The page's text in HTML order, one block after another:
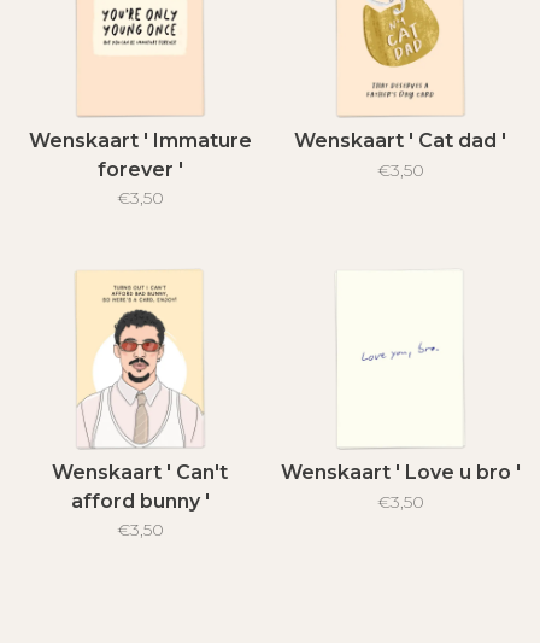
Wenskaart ' Immature
forever '
€3,50
Wenskaart ' Cat dad '
€3,50
Wenskaart ' Can't
afford bunny '
€3,50
Wenskaart ' Love u bro '
€3,50